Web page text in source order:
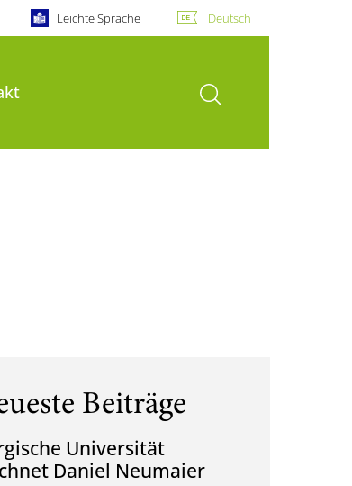
Leichte Sprache Deutsch
Suche öffnen
Beiträge
Universität
Daniel Neumaier